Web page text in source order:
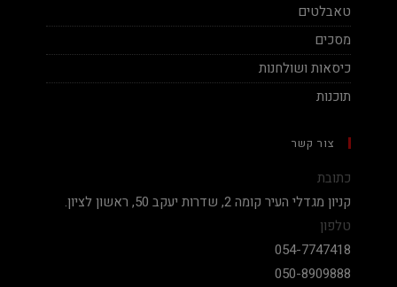
טאבלטים
מסכים
כיסאות ושולחנות
תוכנות
צור קשר
כתובת
קניון מגדלי העיר קומה 2, שדרות יעקב 50, ראשון לציון.
טלפון
054-7747418
050-8909888